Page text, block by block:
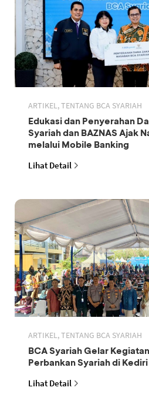
ARTIKEL, TENTANG BCA SYARIAH
Edukasi dan Penyerahan
Syariah dan BAZNAS Ajak
melalui Mobile Banking
Lihat Detail
ARTIKEL, TENTANG BCA SYARIAH
BCA Syariah Gelar
Perbankan Syariah di Kediri
Lihat Detail